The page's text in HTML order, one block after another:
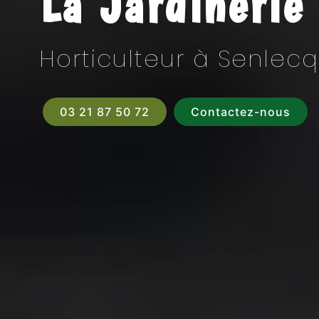
Horticulteur à
03 21 87 50 72 Contactez-nous